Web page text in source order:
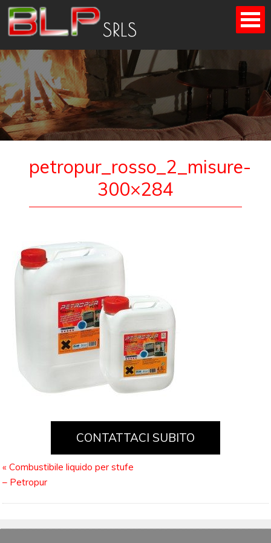
content
petropur_rosso_2_misure-
300×284
CONTATTACI SUBITO
«Combustibile liquido per stufe
– Petropur